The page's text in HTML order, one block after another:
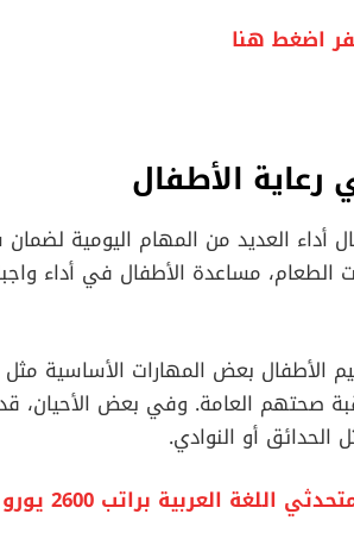
اضغط هنا
الأطفال
أداء العديد من المهام اليومية
مساعدة الأطفال في أداء
بعض المهارات الأساسية مثل
صحتهم العامة. وفي بعض الأحيان،
الحدائق أو النوادي.
براتب 2600 يورو اضغط هنا